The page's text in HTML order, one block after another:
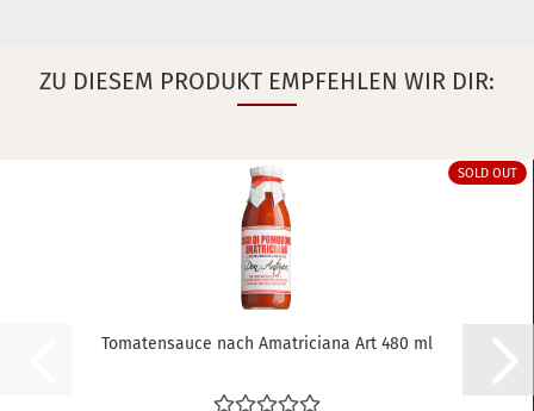
ZU DIESEM PRODUKT EMPFEHLEN WIR DIR:
SOLD OUT
To­ma­ten­sauce nach Ama­tri­cia­na Art 480 ml